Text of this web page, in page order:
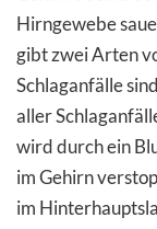
Hirngewebe
gibt zwei Arten
Schlaganfälle
aller
wird durch ein
im Gehirn
im